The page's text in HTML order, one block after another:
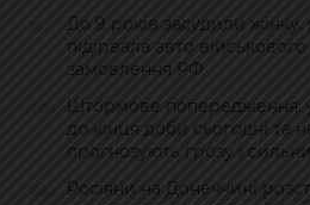
До 9 років засудили жінку,
підірвала авто
замовлення РФ
Штормове попередження:
до кінця доби сьогодні та
прогнозують грозу і
Росіяни на Донеччині